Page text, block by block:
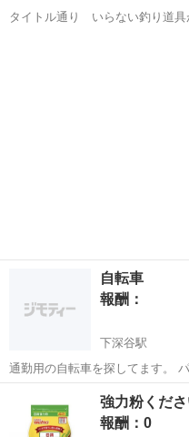
タイトル通り いらない釣り道具
自転車
報酬：
下深谷駅
通勤用の自転車を探してます。
チャリやギア付き自転車などなど
桑名市 下深谷駅
強力粉くだ
報酬：0